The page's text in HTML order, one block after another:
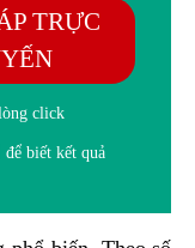
TRỰC
click
để biết kết quả